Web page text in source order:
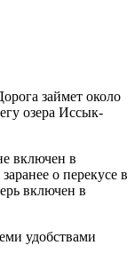
займет около
озера Иссык-
включен в
о перекусе в
включен в
удобствами